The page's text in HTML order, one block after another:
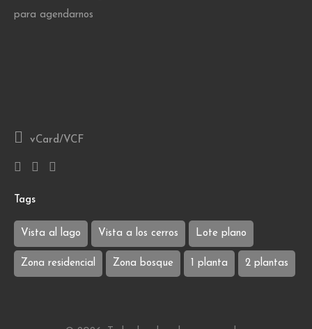
para agendarnos
vCard/VCF
Tags
Vista al lago Vista a los cerros Lote plano
Zona residencial Zona bosque 1 planta 2 plantas